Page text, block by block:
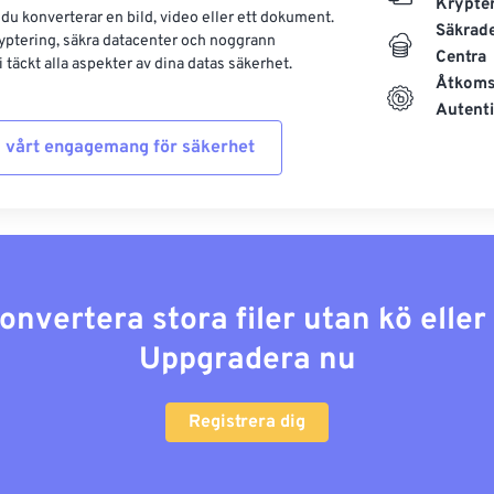
konverterar en bild, video eller ett dokument.
säkra datacenter och noggrann
täckt alla aspekter av dina datas säkerhet.
vårt engagemang för säkerhet
Centra
stora filer utan kö eller
Uppgradera nu
Registrera dig